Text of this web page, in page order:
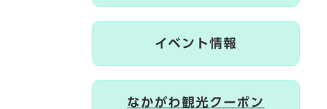
イベント情報
なかがわ観光クーポン